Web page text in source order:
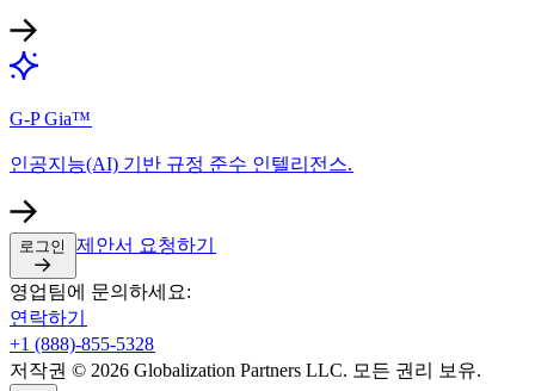
G-P Gia™​​
인공지능(AI) 기반 규정 준수 인텔리전스.​​
로그인​​ 제안서 요청하기​​
영업팀에 문의하세요:​​
연락하기​​
+1 (888)-855-5328​​
저작권 © 2026 Globalization Partners LLC. 모든 권리 보유.​​